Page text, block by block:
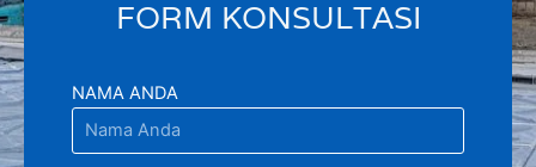
FORM KONSULTASI
NAMA ANDA